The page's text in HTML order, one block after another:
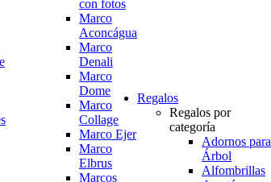
con fotos
Marco
Aconcágua
Marco
Denali
Marco
Dome
Marco
Collage
Marco Ejer
Marco
Elbrus
Marcos
Regalos
Regalos por
categoría
Adornos para
Árbol
Alfombrillas